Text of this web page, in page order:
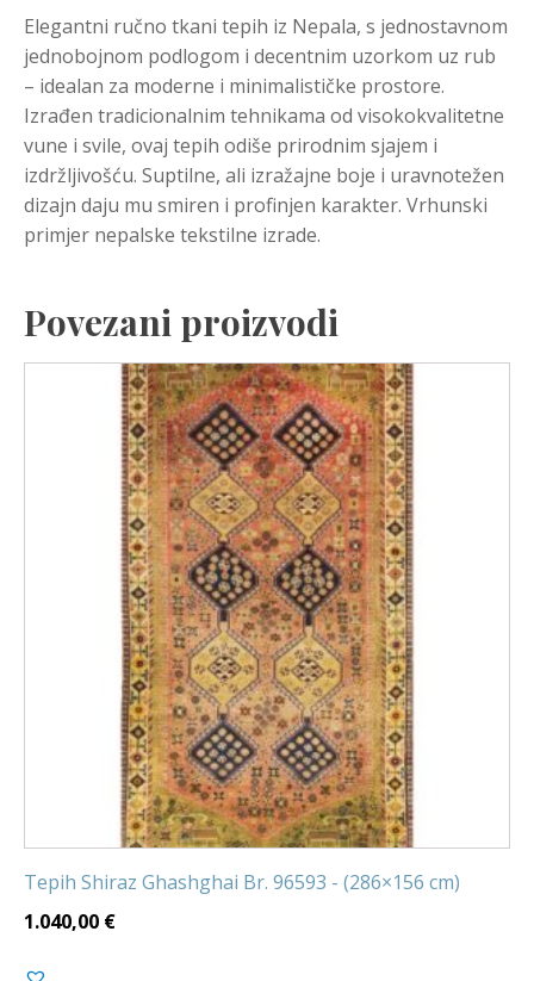
Elegantni ručno tkani tepih iz Nepala, s jednostavnom
jednobojnom podlogom i decentnim uzorkom uz rub
– idealan za moderne i minimalističke prostore.
Izrađen tradicionalnim tehnikama od visokokvalitetne
vune i svile, ovaj tepih odiše prirodnim sjajem i
izdržljivošću. Suptilne, ali izražajne boje i uravnotežen
dizajn daju mu smiren i profinjen karakter. Vrhunski
primjer nepalske tekstilne izrade.
Povezani proizvodi
Tepih Shiraz Ghashghai Br. 96593 - (286×156 cm)
1.040,00 €